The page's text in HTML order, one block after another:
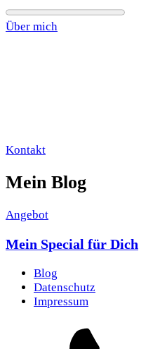
Über mich
Kontakt
Mein Blog
Angebot
Mein Special für Dich
Blog
Datenschutz
Impressum